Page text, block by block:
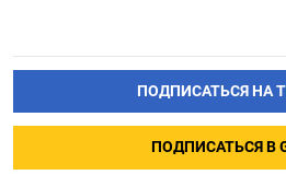
ПОДПИСАТЬСЯ НА
ПОДПИСАТЬСЯ В